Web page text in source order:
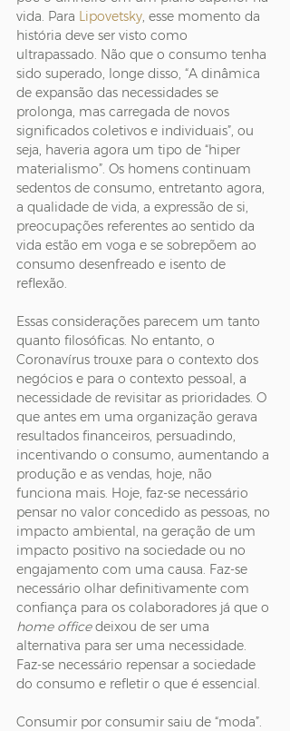
vida. Para Lipovetsky, esse momento da
história deve ser visto como
ultrapassado. Não que o consumo tenha
sido superado, longe disso, “A dinâmica
de expansão das necessidades se
prolonga, mas carregada de novos
significados coletivos e individuais”, ou
seja, haveria agora um tipo de “hiper
materialismo”. Os homens continuam
sedentos de consumo, entretanto agora,
a qualidade de vida, a expressão de si,
preocupações referentes ao sentido da
vida estão em voga e se sobrepõem ao
consumo desenfreado e isento de
reflexão.
Essas considerações parecem um tanto
quanto filosóficas. No entanto, o
Coronavírus trouxe para o contexto dos
negócios e para o contexto pessoal, a
necessidade de revisitar as prioridades. O
que antes em uma organização gerava
resultados financeiros, persuadindo,
incentivando o consumo, aumentando a
produção e as vendas, hoje, não
funciona mais. Hoje, faz-se necessário
pensar no valor concedido as pessoas, no
impacto ambiental, na geração de um
impacto positivo na sociedade ou no
engajamento com uma causa. Faz-se
necessário olhar definitivamente com
confiança para os colaboradores já que o
home office deixou de ser uma
alternativa para ser uma necessidade.
Faz-se necessário repensar a sociedade
do consumo e refletir o que é essencial.
Consumir por consumir saiu de “moda”.